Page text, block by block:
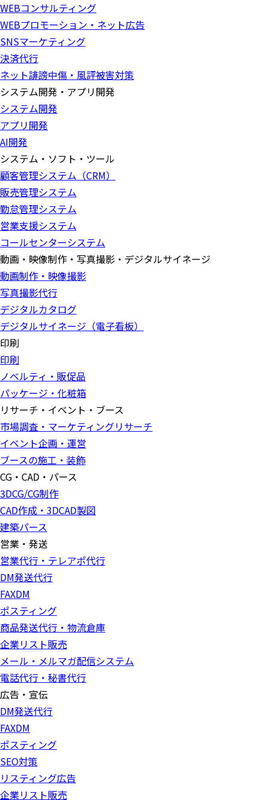
WEBコンサルティング
WEBプロモーション・ネット広告
SNSマーケティング
決済代行
ネット誹謗中傷・風評被害対策
システム開発・アプリ開発
システム開発
アプリ開発
AI開発
システム・ソフト・ツール
顧客管理システム（CRM）
販売管理システム
勤怠管理システム
営業支援システム
コールセンターシステム
動画・映像制作・写真撮影・デジタルサイネージ
動画制作・映像撮影
写真撮影代行
デジタルカタログ
デジタルサイネージ（電子看板）
印刷
印刷
ノベルティ・販促品
パッケージ・化粧箱
リサーチ・イベント・ブース
市場調査・マーケティングリサーチ
イベント企画・運営
ブースの施工・装飾
CG・CAD・パース
3DCG/CG制作
CAD作成・3DCAD製図
建築パース
営業・発送
営業代行・テレアポ代行
DM発送代行
FAXDM
ポスティング
商品発送代行・物流倉庫
企業リスト販売
メール・メルマガ配信システム
電話代行・秘書代行
広告・宣伝
DM発送代行
FAXDM
ポスティング
SEO対策
リスティング広告
企業リスト販売